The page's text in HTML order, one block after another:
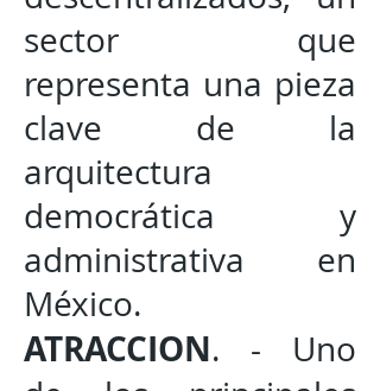
sector que
representa una pieza
clave de la
arquitectura
democrática y
administrativa en
México.
ATRACCION. - Uno